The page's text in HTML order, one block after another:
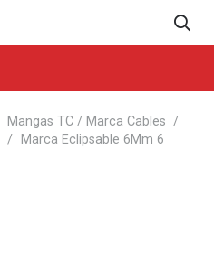
Mangas TC / Marca Cables /
/ Marca Eclipsable 6Mm 6